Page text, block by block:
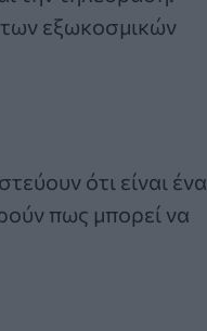
εξωκοσμικών
ότι είναι ένα
πως μπορεί να